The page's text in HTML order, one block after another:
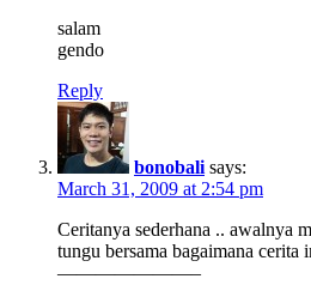
salam
gendo
Reply
bonobali says:
March 31, 2009 at 2:54 pm
Ceritanya sederhana .. awalnya
tungu bersama bagaimana
———————–